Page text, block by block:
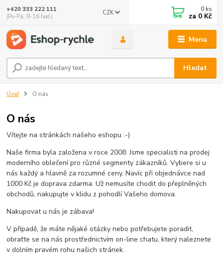
Menu
CZK
Hledat
+420 333 222 111
(Po-Pá, 8-16 hod.)
0 ks
za 0 Kč
Úvod O nás
O nás
Vítejte na stránkách našeho eshopu :-)
Naše firma byla založena v roce 2008. Jsme specialisti na prodej
moderního oblečení pro různé segmenty zákazníků. Vybere si u
nás každý a hlavně za rozumné ceny. Navíc při objednávce nad
1000 Kč je doprava zdarma. Už nemusíte chodit do přeplněných
obchodů, nakupujte v klidu z pohodlí Vašeho domova.
Nakupovat u nás je zábava!
V případě, že máte nějaké otázky nebo potřebujete poradit,
obraťte se na nás prostřednictvím on-line chatu, který naleznete
v dolním pravém rohu našich stránek.
🤖 Eshop-rychle AI Chatbot
DEMO ukázka integrace Chaterimo do platformy eshop-